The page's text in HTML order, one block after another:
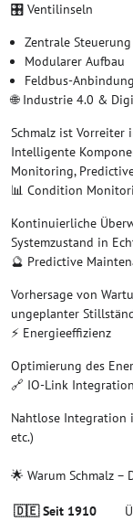
🎛️ Ventilinseln
Zentrale
Modularer Aufbau
Feldbus-Anbindung
🌐 Industrie 4.0 &
Schmalz ist Vorreiter
Intelligente
Monitoring,
📊 Condition
Kontinuierliche
Systemzustand in
🔮 Predictive
Vorhersage von
ungeplanter
⚡ Energieeffizienz
Optimierung des
🔗 IO-Link Integration
Nahtlose Integration
etc.)
🌟 Warum Schmalz –
🇩🇪 Seit 1910